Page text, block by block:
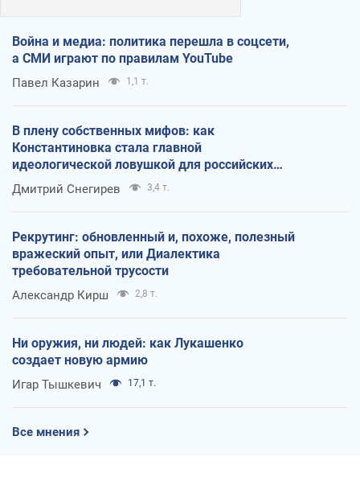
Война и медиа: политика перешла в соцсети,
а СМИ играют по правилам YouTube
Павел Казарин 1,1 т.
В плену собственных мифов: как
Константиновка стала главной
идеологической ловушкой для российских
оккупантов
Дмитрий Снегирев 3,4 т.
Рекрутинг: обновленный и, похоже, полезный
вражеский опыт, или Диалектика
требовательной трусости
Александр Кирш 2,8 т.
Ни оружия, ни людей: как Лукашенко
создает новую армию
Игар Тышкевич 17,1 т.
Все мнения